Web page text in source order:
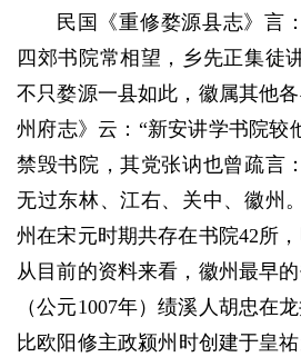
民国《重修婺源县志》言
四郊书院常相望，乡先正集徒
不只婺源一县如此，徽属其他
州府志》云：“新安讲学书院较
禁毁书院，其党张讷也曾疏言
无过东林、江右、关中、徽州
州在宋元时期共存在书院42所，
从目前的资料来看，徽州最早
（公元1007年）绩溪人胡忠在
比欧阳修主政颍州时创建于皇祐